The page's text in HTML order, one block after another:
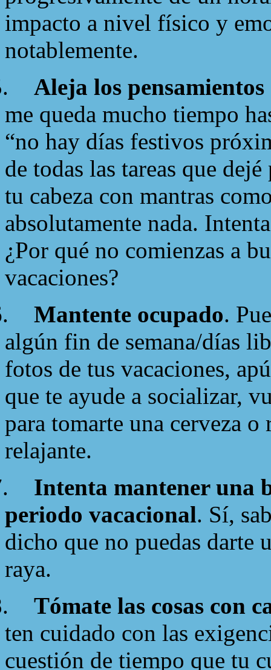
impacto a nivel físico y
notablemente.
Aleja los
me queda mucho tiempo
“no hay días festivos
de todas las tareas que
tu cabeza con mantras
absolutamente nada.
¿Por qué no comienzas a
vacaciones?
Mantente ocupado.
algún fin de semana/días
fotos de tus vacaciones,
que te ayude a socializar,
para tomarte una cerveza o
relajante.
Intenta mantener una
periodo vacacional. Sí,
dicho que no puedas darte
raya.
Tómate las cosas con
ten cuidado con las
cuestión de tiempo que tu